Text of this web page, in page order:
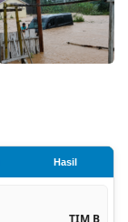
Hasil
TIM B